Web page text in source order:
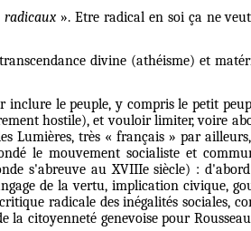
radicaux». Etre radical en soi ça ne
divine (athéisme) et
le peuple, y compris le petit
hostile), et vouloir limiter, voire
Lumières, très « français » par
le mouvement socialiste et
s'abreuve au XVIIIe siècle) :
de la vertu, implication civique,
radicale des inégalités sociales,
la citoyenneté genevoise pour